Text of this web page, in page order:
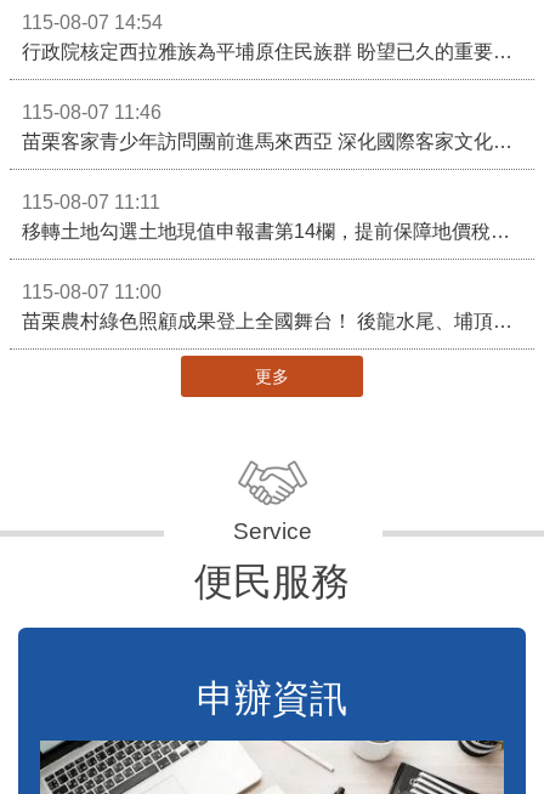
115-08-07 14:54
行政院核定西拉雅族為平埔原住民族群 盼望已久的重要時刻到來！8月13日起受理民族成員名冊登記
115-08-07 11:46
苗栗客家青少年訪問團前進馬來西亞 深化國際客家文化交流
115-08-07 11:11
移轉土地勾選土地現值申報書第14欄，提前保障地價稅節稅權益
115-08-07 11:00
苗栗農村綠色照顧成果登上全國舞台！ 後龍水尾、埔頂社區前進2026高齡健康產業博覽會
更多
便民服務
申辦資訊